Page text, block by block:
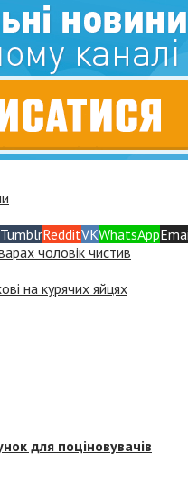
TumblrRedditVKWhatsApp
чоловік чистив
на курячих яйцях
для поціновувачів